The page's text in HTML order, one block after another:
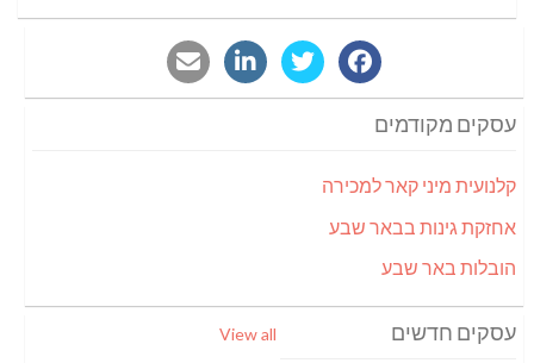
עסקים מקודמים
קלנועית מיני קאר למכירה
אחזקת גינות בבאר שבע
הובלות באר שבע
עסקים חדשים View all